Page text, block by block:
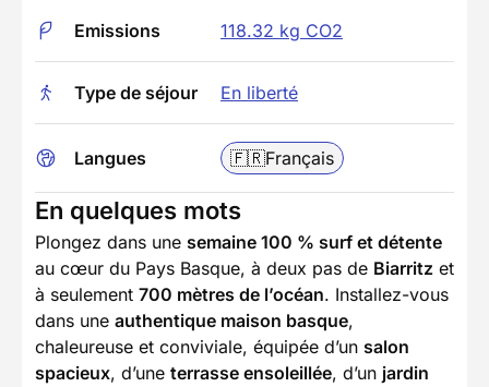
Emissions 118.32 kg CO2
Type de séjour En liberté
Langues 🇫🇷Français
En quelques mots
Plongez dans une semaine 100 % surf et détente
au cœur du Pays Basque, à deux pas de Biarritz et
à seulement 700 mètres de l’océan. Installez-vous
dans une authentique maison basque,
chaleureuse et conviviale, équipée d’un salon
spacieux, d’une terrasse ensoleillée, d’un jardin